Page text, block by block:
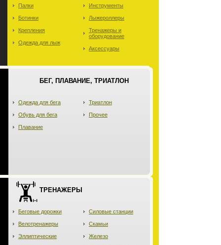
Палки
Ботинки
Крепления
Одежда для лыж
Инструменты
Лыжероллеры
Тренажеры и
оборудование
Аксессуары
БЕГ, ПЛАВАНИЕ, ТРИАТЛОН
Одежда для бега
Обувь для бега
Плавание
Триатлон
Прочее
ТРЕНАЖЕРЫ
Беговые дорожки
Велотренажеры
Эллиптические
Силовые станции
Скамьи
Железо